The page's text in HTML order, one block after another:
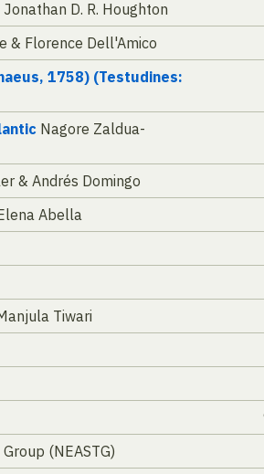
D. R. Houghton
& Florence Dell'Amico
1758) (Testudines:
Nagore Zaldua-
& Andrés Domingo
Abella
Tiwari
(NEASTG)